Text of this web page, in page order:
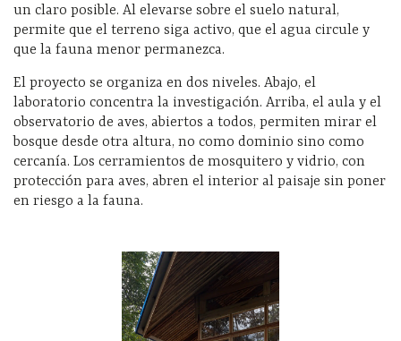
un claro posible. Al elevarse sobre el suelo natural,
permite que el terreno siga activo, que el agua circule y
que la fauna menor permanezca.
El proyecto se organiza en dos niveles. Abajo, el
laboratorio concentra la investigación. Arriba, el aula y el
observatorio de aves, abiertos a todos, permiten mirar el
bosque desde otra altura, no como dominio sino como
cercanía. Los cerramientos de mosquitero y vidrio, con
protección para aves, abren el interior al paisaje sin poner
en riesgo a la fauna.